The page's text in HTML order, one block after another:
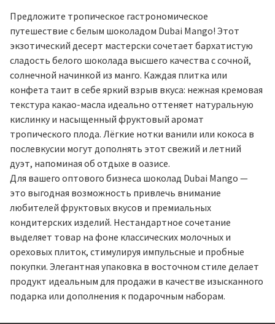
Предложите тропическое гастрономическое
путешествие с белым шоколадом Dubai Mango! Этот
экзотический десерт мастерски сочетает бархатистую
сладость белого шоколада высшего качества с сочной,
солнечной начинкой из манго. Каждая плитка или
конфета таит в себе яркий взрыв вкуса: нежная кремовая
текстура какао-масла идеально оттеняет натуральную
кислинку и насыщенный фруктовый аромат
тропического плода. Лёгкие нотки ванили или кокоса в
послевкусии могут дополнять этот свежий и летний
дуэт, напоминая об отдыхе в оазисе.
Для вашего оптового бизнеса шоколад Dubai Mango —
это выгодная возможность привлечь внимание
любителей фруктовых вкусов и премиальных
кондитерских изделий. Нестандартное сочетание
выделяет товар на фоне классических молочных и
ореховых плиток, стимулируя импульсные и пробные
покупки. Элегантная упаковка в восточном стиле делает
продукт идеальным для продажи в качестве изысканного
подарка или дополнения к подарочным наборам.